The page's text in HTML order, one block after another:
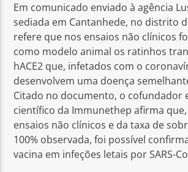
Em comunicado enviado à agência
sediada em Cantanhede, no distrito
refere que nos ensaios não clínicos
como modelo animal os ratinhos
hACE2 que, infetados com o
desenvolvem uma doença
Citado no documento, o cofundador
científico da Immunethep afirma que,
ensaios não clínicos e da taxa de
100% observada, foi possível
vacina em infeções letais por SARS-